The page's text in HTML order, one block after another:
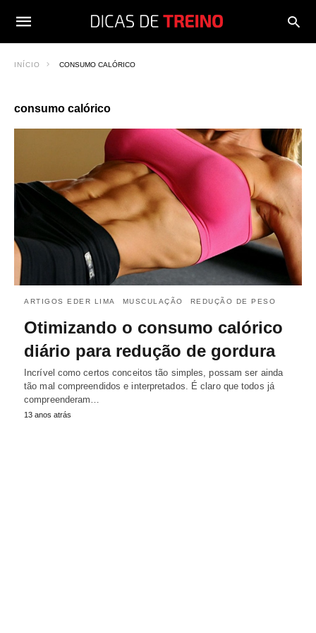
INÍCIO CONSUMO CALÓRICO
consumo calórico
ARTIGOS EDER LIMA MUSCULAÇÃO REDUÇÃO DE PESO
Otimizando o consumo calórico
diário para redução de gordura
Incrível como certos conceitos tão simples, possam ser ainda
tão mal compreendidos e interpretados. É claro que todos já
compreenderam…
13 anos atrás